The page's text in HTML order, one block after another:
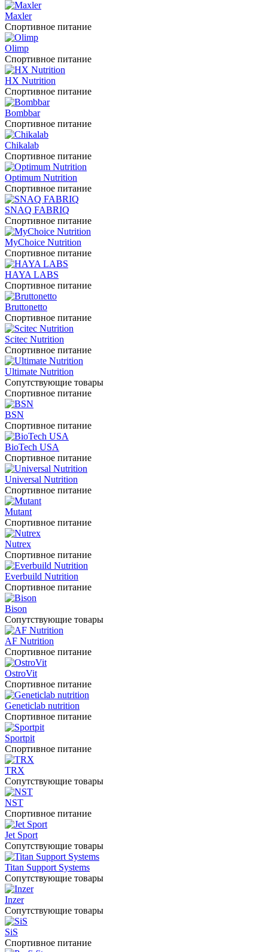
Maxler
Спортивное питание
Olimp
Спортивное питание
HX Nutrition
Спортивное питание
Bombbar
Спортивное питание
Chikalab
Спортивное питание
Optimum Nutrition
Спортивное питание
SNAQ FABRIQ
Спортивное питание
MyChoice Nutrition
Спортивное питание
HAYA LABS
Спортивное питание
Bruttonetto
Спортивное питание
Scitec Nutrition
Спортивное питание
Ultimate Nutrition
Сопутствующие товары
Спортивное питание
BSN
Спортивное питание
BioTech USA
Спортивное питание
Universal Nutrition
Спортивное питание
Mutant
Спортивное питание
Nutrex
Спортивное питание
Everbuild Nutrition
Спортивное питание
Bison
Сопутствующие товары
AF Nutrition
Спортивное питание
OstroVit
Спортивное питание
Geneticlab nutrition
Спортивное питание
Sportpit
Спортивное питание
TRX
Сопутствующие товары
NST
Спортивное питание
Jet Sport
Сопутствующие товары
Titan Support Systems
Сопутствующие товары
Inzer
Сопутствующие товары
SiS
Спортивное питание